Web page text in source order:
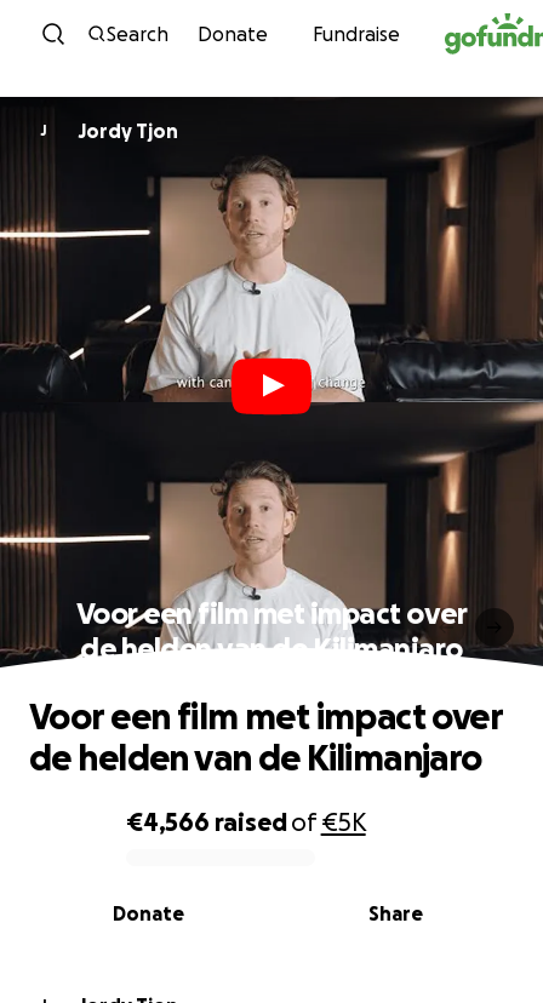
Skip to content
Search Donate Fundraise
J Jordy Tjon
Voor een film met impact over
de helden van de Kilimanjaro
0% complete
€4,566 raisedof€5K
Share
Donate
Voor een film met impact over
de helden van de Kilimanjaro